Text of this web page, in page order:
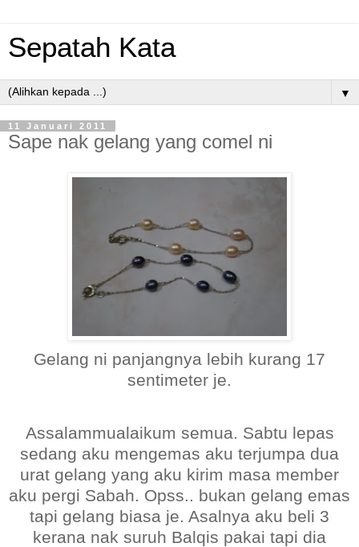
Sepatah Kata
▼
11 Januari 2011
Sape nak gelang yang comel ni
Gelang ni panjangnya lebih kurang 17
sentimeter je.
Assalammualaikum semua. Sabtu lepas
sedang aku mengemas aku terjumpa dua
urat gelang yang aku kirim masa member
aku pergi Sabah. Opss.. bukan gelang emas
tapi gelang biasa je. Asalnya aku beli 3
kerana nak suruh Balqis pakai tapi dia